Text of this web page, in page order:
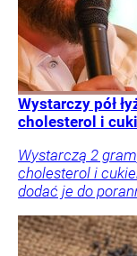
Wystarczy pół
cholesterol i
Wystarczą 2
cholesterol i
dodać je do